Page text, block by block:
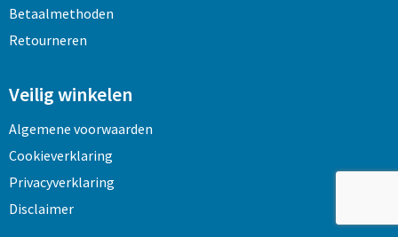
Betaalmethoden
Retourneren
Veilig winkelen
Algemene voorwaarden
Cookieverklaring
Privacyverklaring
Disclaimer